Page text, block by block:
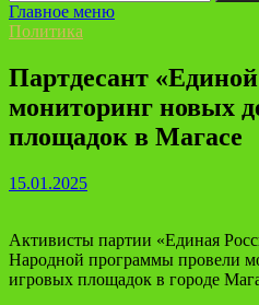
Главное меню
Политика
Партдесант
мониторинг новых
площадок в Магасе
15.01.2025
Активисты партии «Единая
Народной программы провели
игровых площадок в городе